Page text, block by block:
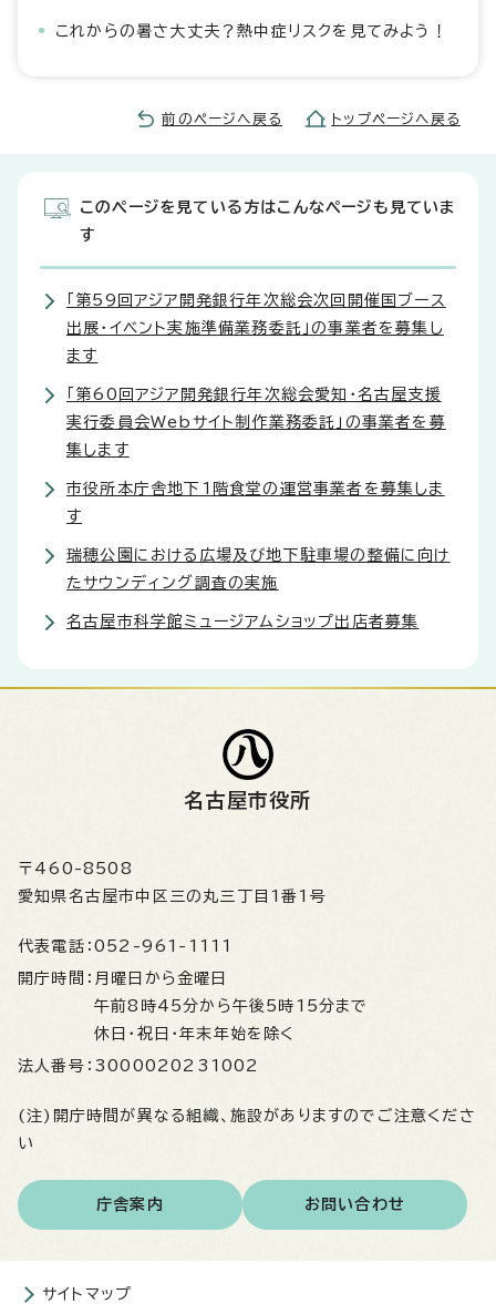
これからの暑さ大丈夫？熱中症リスクを見てみよう！
前のページへ戻る トップページへ戻る
このページを見ている方はこんなページも見ていま
す
「第59回アジア開発銀行年次総会次回開催国ブース
出展・イベント実施準備業務委託」の事業者を募集し
ます
「第60回アジア開発銀行年次総会愛知・名古屋支援
実行委員会Webサイト制作業務委託」の事業者を募
集します
市役所本庁舎地下1階食堂の運営事業者を募集しま
す
瑞穂公園における広場及び地下駐車場の整備に向け
たサウンディング調査の実施
名古屋市科学館ミュージアムショップ出店者募集
名古屋市役所
〒460-8508
愛知県名古屋市中区三の丸三丁目1番1号
代表電話： 052-961-1111
開庁時間： 月曜日から金曜日
午前8時45分から午後5時15分まで
休日・祝日・年末年始を除く
法人番号： 3000020231002
(注)開庁時間が異なる組織、施設がありますのでご注意くださ
い
庁舎案内 お問い合わせ
サイトマップ